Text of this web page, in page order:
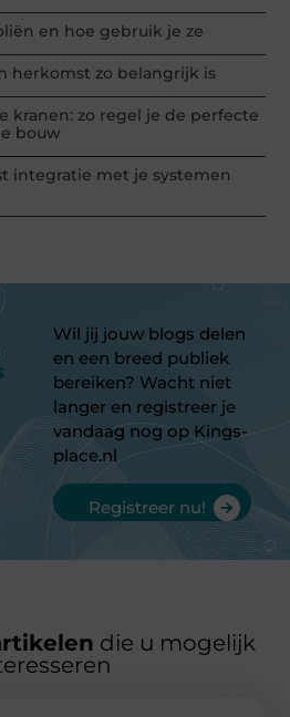
en hoe gebruik je ze
herkomst zo belangrijk is
kranen: zo regel je de perfecte
bouw
integratie met je systemen
Wil jij jouw blogs delen
en een breed publiek
bereiken? Wacht niet
langer en registreer je
vandaag nog op Kings-
place.nl
Registreer nu!
die u mogelijk